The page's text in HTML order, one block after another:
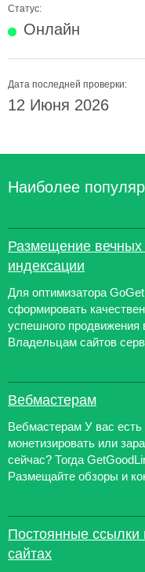
Статус:
Онлайн
Дата последней проверки:
12 Июня 2026
Наиболее
Размещение вечных
индексации
Для оптимизатора
сформировать
успешного продвижения
Владельцам сайтов
Вебмастерам
Вебмастерам У вас есть
монетизировать или
сейчас? Тогда
Размещайте обзоры и
Постоянные ссылки
сайтах